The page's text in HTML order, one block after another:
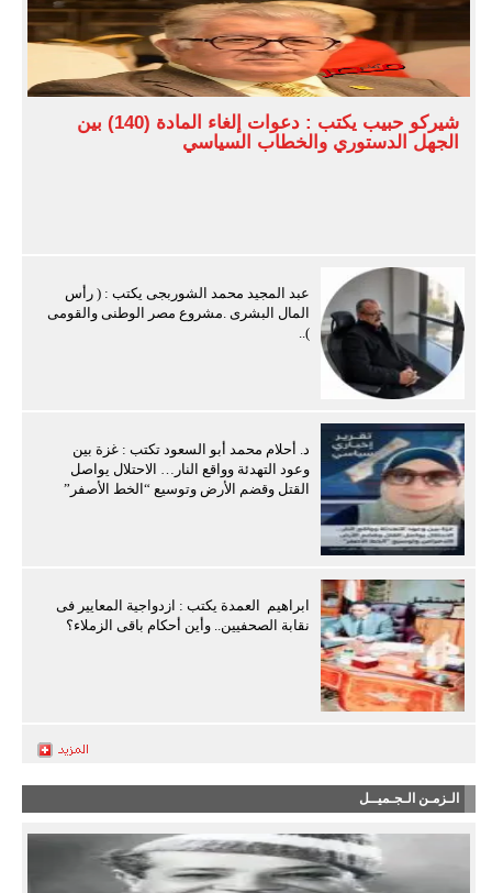
شيركو حبيب يكتب : دعوات إلغاء المادة (140) بين
الجهل الدستوري والخطاب السياسي
عبد المجيد محمد الشوربجى يكتب : ( رأس
المال البشرى .مشروع مصر الوطنى والقومى
)..
د. أحلام محمد أبو السعود تكتب : غزة بين
وعود التهدئة وواقع النار… الاحتلال يواصل
القتل وقضم الأرض وتوسيع “الخط الأصفر”
ابراهيم العمدة يكتب : ازدواجية المعايير فى
نقابة الصحفيين.. وأين أحكام باقى الزملاء؟
الـزمـن الـجـميــل